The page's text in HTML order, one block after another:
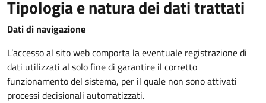
Tipologia e natura dei dati trattati
Dati di navigazione
L’accesso al sito web comporta la eventuale registrazione di
dati utilizzati al solo fine di garantire il corretto
funzionamento del sistema, per il quale non sono attivati
processi decisionali automatizzati.